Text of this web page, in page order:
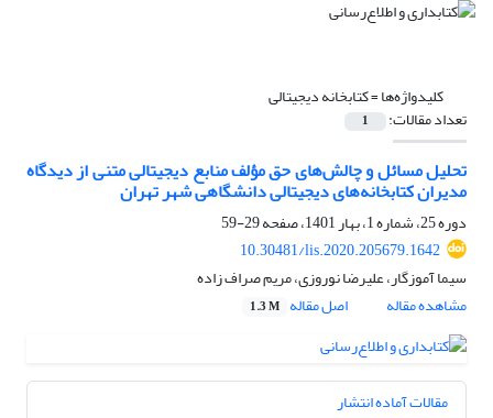
کلیدواژه‌ها =کتابخانه‏ دیجیتالی
تعداد مقالات: 1
تحلیل مسائل و چالش‌های حق ‏‌مؤلف منابع دیجیتالی متنی از دیدگاه
مدیران کتابخانه‌های دیجیتالی دانشگاهی شهر تهران
دوره 25، شماره 1، بهار 1401، صفحه
29-59
10.30481/lis.2020.205679.1642
سیما آموزگار، علیرضا نوروزی، مریم صراف زاده
مشاهده مقاله
اصل مقاله 1.3 M
مقالات آماده انتشار